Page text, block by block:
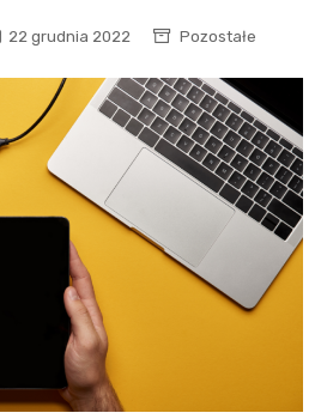
22 grudnia 2022 Pozostałe